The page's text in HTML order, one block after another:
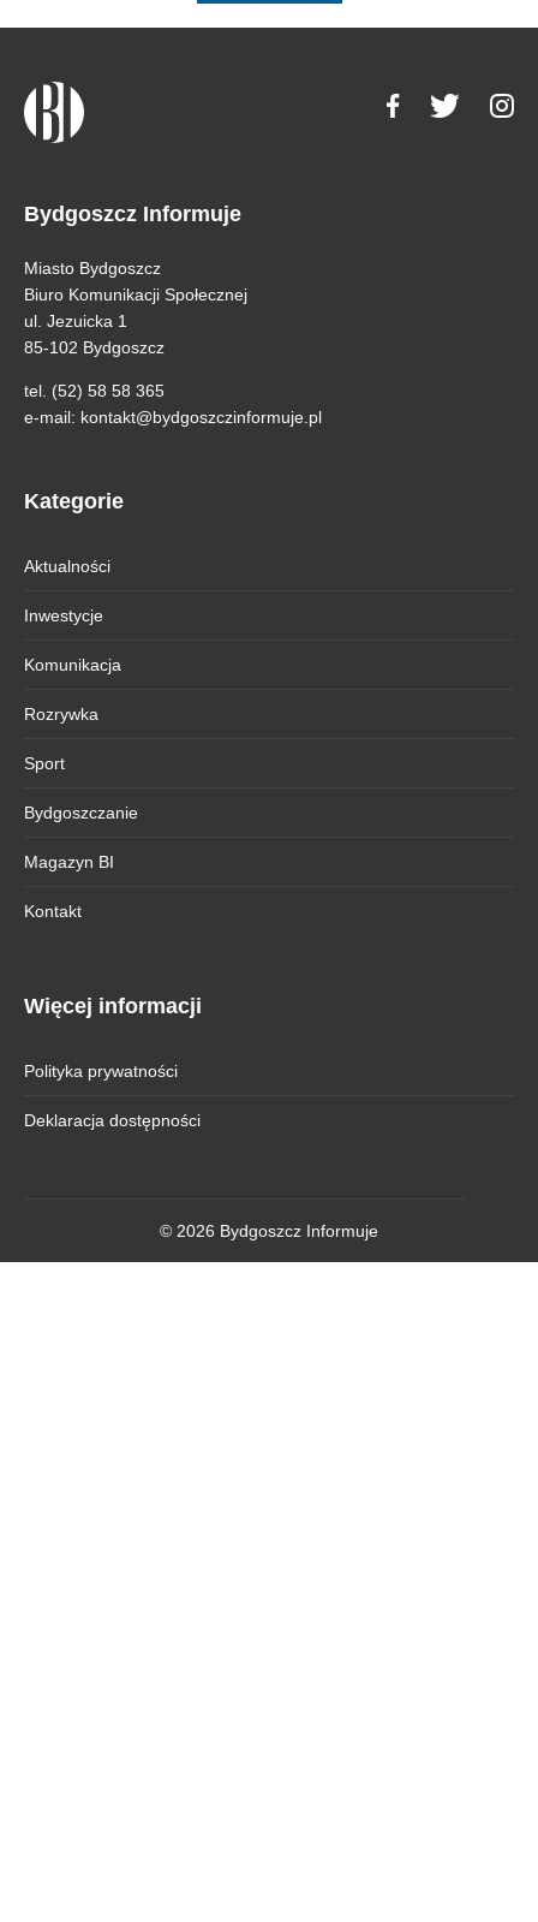
Bydgoszcz Informuje
Miasto Bydgoszcz
Biuro Komunikacji Społecznej
ul. Jezuicka 1
85-102 Bydgoszcz
tel. (52) 58 58 365
e-mail: kontakt@bydgoszczinformuje.pl
Kategorie
Aktualności
Inwestycje
Komunikacja
Rozrywka
Sport
Bydgoszczanie
Magazyn BI
Kontakt
Więcej informacji
Polityka prywatności
Deklaracja dostępności
© 2026 Bydgoszcz Informuje